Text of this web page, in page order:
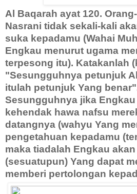
Al Baqarah ayat 120.
Nasrani tidak sekali-kali
suka kepadamu (Wahai
Engkau menurut ugama
terpesong itu). Katakanlah
"Sesungguhnya petunjuk
itulah petunjuk Yang
Sesungguhnya jika
kehendak hawa nafsu
datangnya (wahyu Yang
pengetahuan kepadamu
maka tiadalah Engkau
(sesuatupun) Yang dapat
memberi pertolongan